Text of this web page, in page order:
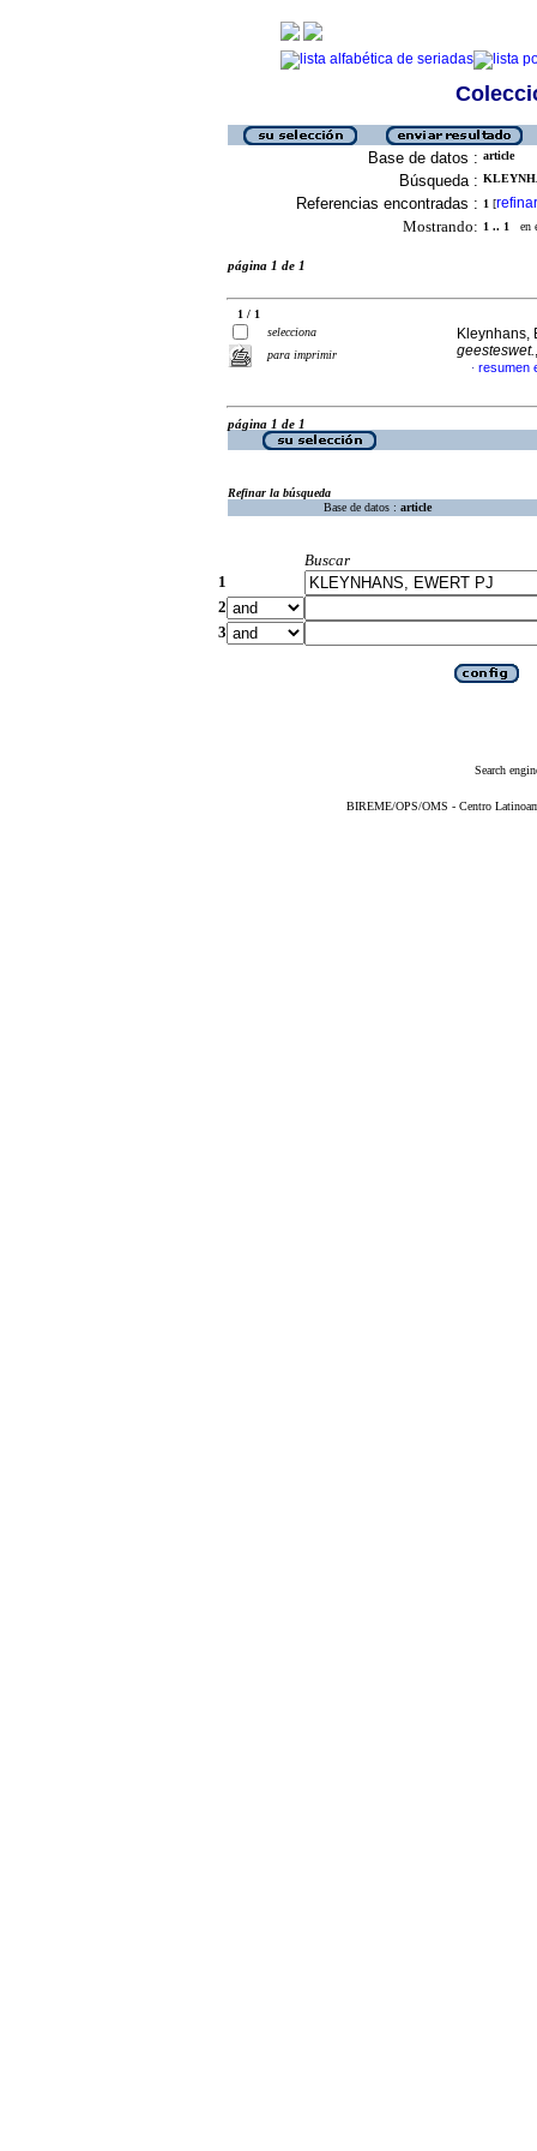
Base de datos : article
Búsqueda :
Referencias encontradas : 1 [refinar
Mostrando: 1 .. 1 en
página 1 de 1
1 / 1
selecciona
para imprimir
Kleynhans,
geesteswet.
· resumen
página 1 de 1
Refinar la búsqueda
Base de datos : article
Buscar
1
2
3
Search
BIREME/OPS/OMS - Centro